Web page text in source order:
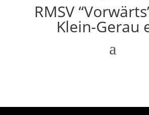
RMSV
Klein-Gerau